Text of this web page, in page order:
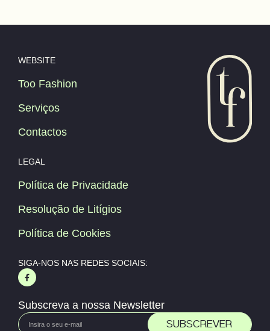
WEBSITE
Too Fashion
Serviços
Contactos
LEGAL
Política de Privacidade
Resolução de Litígios
Política de Cookies
SIGA-NOS NAS REDES SOCIAIS:
Subscreva a nossa Newsletter
SUBSCREVER